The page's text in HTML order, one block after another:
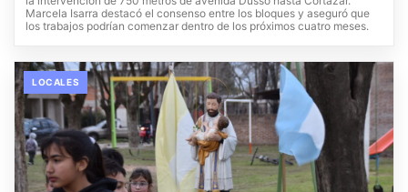
Marcela Isarra destacó el consenso entre los bloques y aseguró que
los trabajos podrían comenzar dentro de los próximos cuatro meses.
LOCALES